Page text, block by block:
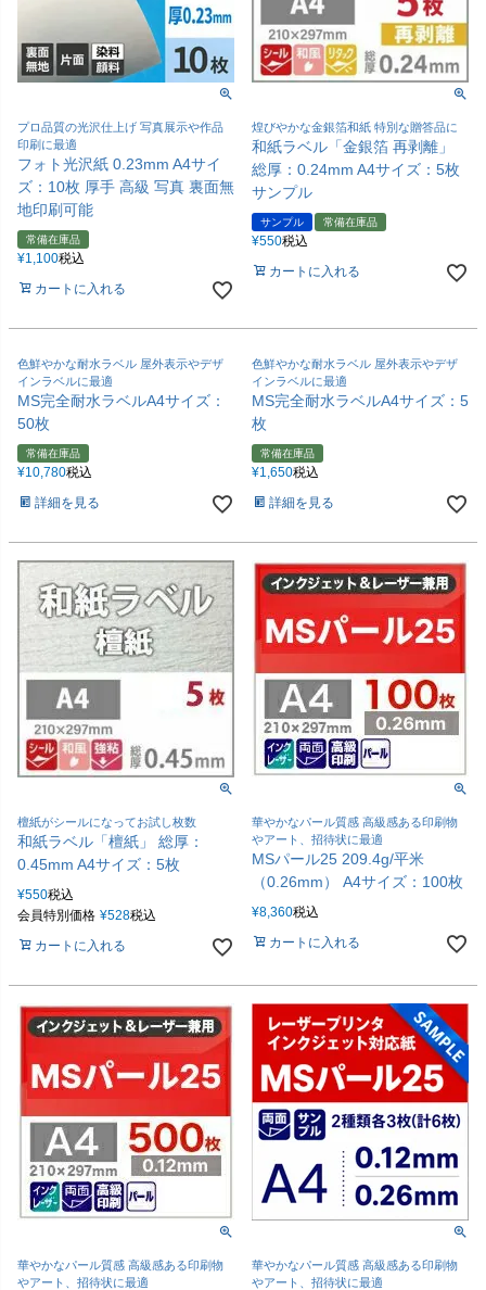
プロ品質の光沢仕上げ 写真展示や作品
印刷に最適
フォト光沢紙 0.23mm A4サイ
ズ：10枚 厚手 高級 写真 裏面無
地印刷可能
常備在庫品
¥1,100税込
カートに入れる
煌びやかな金銀箔和紙 特別な贈答品に
和紙ラベル「金銀箔 再剥離」
総厚：0.24mm A4サイズ：5枚
サンプル
サンプル 常備在庫品
¥550税込
カートに入れる
色鮮やかな耐水ラベル 屋外表示やデザ
インラベルに最適
MS完全耐水ラベルA4サイズ：
50枚
常備在庫品
¥10,780税込
詳細を見る
色鮮やかな耐水ラベル 屋外表示やデザ
インラベルに最適
MS完全耐水ラベルA4サイズ：5
枚
常備在庫品
¥1,650税込
詳細を見る
檀紙がシールになってお試し枚数
和紙ラベル「檀紙」 総厚：
0.45mm A4サイズ：5枚
¥550税込
会員特別価格 ¥528税込
カートに入れる
華やかなパール質感 高級感ある印刷物
やアート、招待状に最適
MSパール25 209.4g/平米
（0.26mm） A4サイズ：100枚
¥8,360税込
カートに入れる
華やかなパール質感 高級感ある印刷物
やアート、招待状に最適
華やかなパール質感 高級感ある印刷物
やアート、招待状に最適